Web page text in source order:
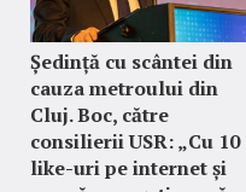
Ședință cu scântei din
cauza metroului din
Cluj. Boc, către
consilierii USR: „Cu 10
like-uri pe internet și